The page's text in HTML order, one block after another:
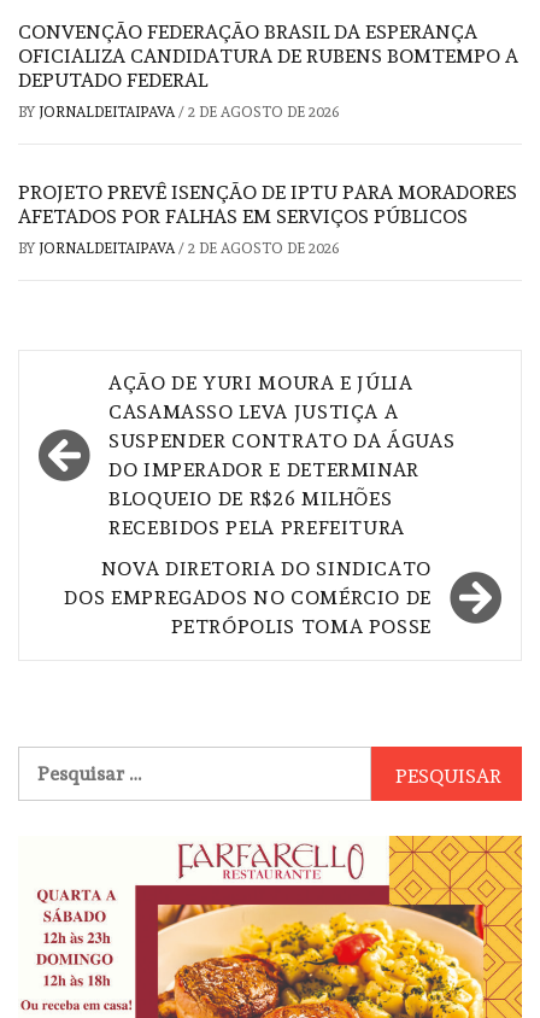
CONVENÇÃO FEDERAÇÃO BRASIL DA ESPERANÇA
OFICIALIZA CANDIDATURA DE RUBENS BOMTEMPO A
DEPUTADO FEDERAL
BY JORNALDEITAIPAVA/ 2 DE AGOSTO DE 2026
PROJETO PREVÊ ISENÇÃO DE IPTU PARA MORADORES
AFETADOS POR FALHAS EM SERVIÇOS PÚBLICOS
BY JORNALDEITAIPAVA/ 2 DE AGOSTO DE 2026
Navegação
de
Post
AÇÃO DE YURI MOURA E JÚLIA
CASAMASSO LEVA JUSTIÇA A
SUSPENDER CONTRATO DA ÁGUAS
DO IMPERADOR E DETERMINAR
BLOQUEIO DE R$26 MILHÕES
RECEBIDOS PELA PREFEITURA
NOVA DIRETORIA DO SINDICATO
DOS EMPREGADOS NO COMÉRCIO DE
PETRÓPOLIS TOMA POSSE